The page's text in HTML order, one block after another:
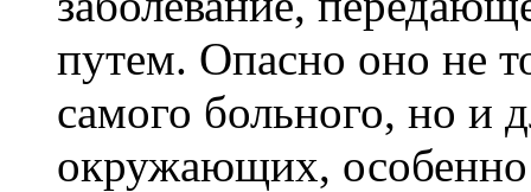
путем. Опасно оно не
самого больного, но и
окружающих, особенно